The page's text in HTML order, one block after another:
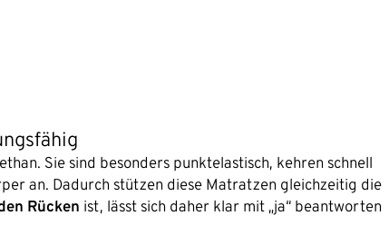
Sie sind besonders punktelastisch, kehren schnell
an. Dadurch stützen diese Matratzen gleichzeitig die
Rücken ist, lässt sich daher klar mit „ja“ beantworten